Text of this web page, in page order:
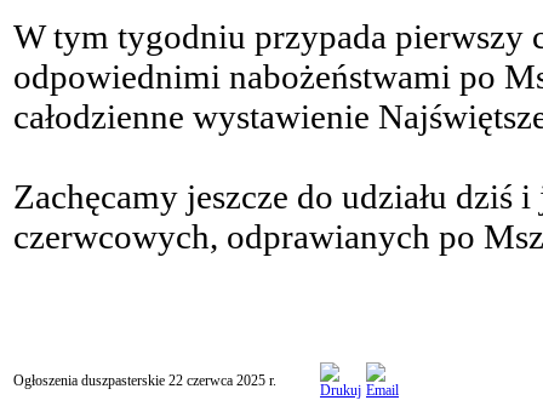
W tym tygodniu przypada pierwszy
odpowiednimi nabożeństwami po
całodzienne wystawienie
Zachęcamy jeszcze do udziału
czerwcowych, odprawianych po
Ogłoszenia duszpasterskie 22 czerwca 2025 r.